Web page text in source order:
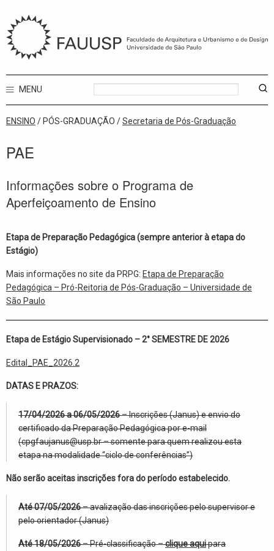
MENU
ENSINO / PÓS-GRADUAÇÃO /Secretaria de Pós-Graduação
PAE
Informações sobre o Programa de
Aperfeiçoamento de Ensino
Etapa de Preparação Pedagógica (sempre anterior à etapa do
Estágio)
Mais informações no site da PRPG: Etapa de Preparação
Pedagógica – Pró-Reitoria de Pós-Graduação – Universidade de
São Paulo
Etapa de Estágio Supervisionado – 2° SEMESTRE DE 2026
Edital_PAE_2026.2
DATAS E PRAZOS:
17/04/2026 a 06/05/2026– Inscrições (Janus) e envio do
certificado da Preparação Pedagógica por e-mail
(cpgfaujanus@usp.br – somente para quem realizou esta
etapa na modalidade “ciclo de conferências”)
Não serão aceitas inscrições fora do período estabelecido.
Até 07/05/2026– avalização das inscrições pelo supervisor e
pelo orientador (Janus)
Até 18/05/2026– Pré-classificação –clique aquipara